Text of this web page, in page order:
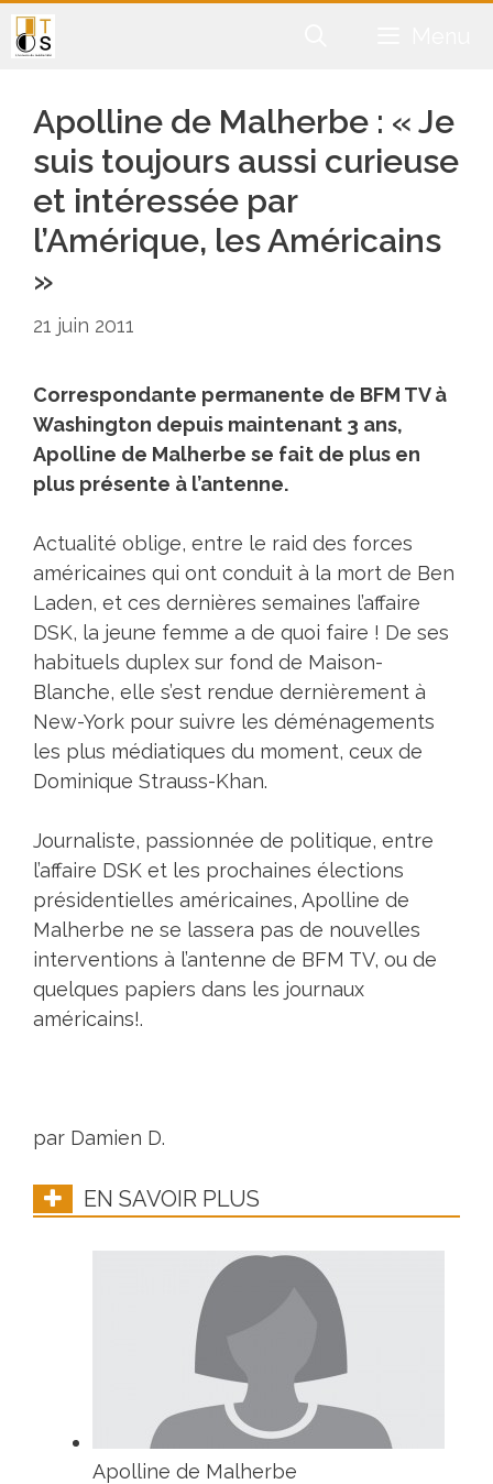
Aller
au
Apolline de Malherbe : « Je
suis toujours aussi curieuse
et intéressée par
l’Amérique, les Américains
»
21 juin 2011
Correspondante permanente de BFM TV à
Washington depuis maintenant 3 ans,
Apolline de Malherbe se fait de plus en
plus présente à l’antenne.
Actualité oblige, entre le raid des forces
américaines qui ont conduit à la mort de Ben
Laden, et ces dernières semaines l’affaire
DSK, la jeune femme a de quoi faire ! De ses
habituels duplex sur fond de Maison-
Blanche, elle s’est rendue dernièrement à
New-York pour suivre les déménagements
les plus médiatiques du moment, ceux de
Dominique Strauss-Khan.
Journaliste, passionnée de politique, entre
l’affaire DSK et les prochaines élections
présidentielles américaines, Apolline de
Malherbe ne se lassera pas de nouvelles
interventions à l’antenne de BFM TV, ou de
quelques papiers dans les journaux
américains!.
par Damien D.
EN SAVOIR PLUS
Apolline de Malherbe